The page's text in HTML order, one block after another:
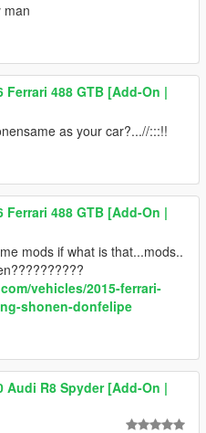
man
Ferrari 488 GTB [Add-On |
as your car?...//:::!!
Ferrari 488 GTB [Add-On |
mods if what is that...mods..
vehicles/2015-ferrari-
shonen-donfelipe
Audi R8 Spyder [Add-On |